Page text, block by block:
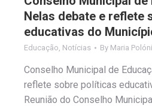
Nelas debate e reflete
educativas do
Educação Notícias By Maria
Conselho Municipal de
reflete sobre políticas
Reunião do Conselho